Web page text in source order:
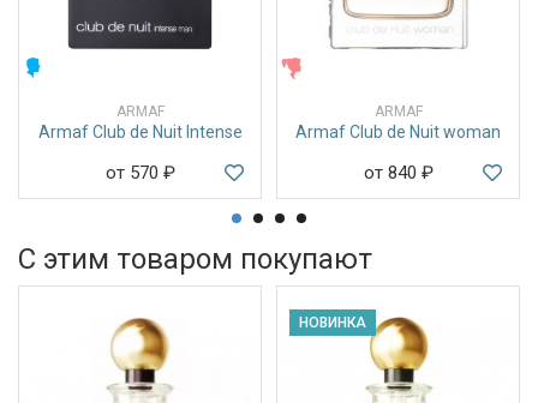
ARMAF
Armaf Club de Nuit Intense
от 570 ₽
ARMAF
Armaf Club de Nuit woman
от 840 ₽
С этим товаром покупают
НОВИНКА